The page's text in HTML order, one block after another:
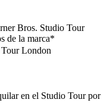
Bros. Studio Tour
de la marca*
London
en el Studio Tour por